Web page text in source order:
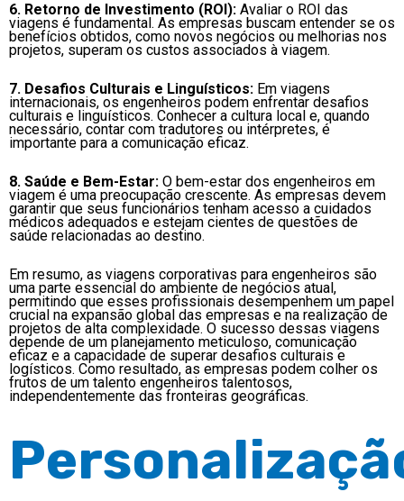
6. Retorno de Investimento (ROI): Avaliar o ROI das
viagens é fundamental. As empresas buscam entender se os
benefícios obtidos, como novos negócios ou melhorias nos
projetos, superam os custos associados à viagem.
7. Desafios Culturais e Linguísticos: Em viagens
internacionais, os engenheiros podem enfrentar desafios
culturais e linguísticos. Conhecer a cultura local e, quando
necessário, contar com tradutores ou intérpretes, é
importante para a comunicação eficaz.
8. Saúde e Bem-Estar: O bem-estar dos engenheiros em
viagem é uma preocupação crescente. As empresas devem
garantir que seus funcionários tenham acesso a cuidados
médicos adequados e estejam cientes de questões de
saúde relacionadas ao destino.
Em resumo, as viagens corporativas para engenheiros são
uma parte essencial do ambiente de negócios atual,
permitindo que esses profissionais desempenhem um papel
crucial na expansão global das empresas e na realização de
projetos de alta complexidade. O sucesso dessas viagens
depende de um planejamento meticuloso, comunicação
eficaz e a capacidade de superar desafios culturais e
logísticos. Como resultado, as empresas podem colher os
frutos de um talento engenheiros talentosos,
independentemente das fronteiras geográficas.